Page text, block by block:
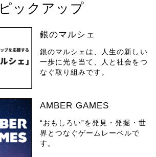
ピックアップ
銀のマルシェ
銀のマルシェは、人生の新しい
一歩に光を当て、人と社会をつ
なぐ取り組みです。
AMBER GAMES
“おもしろい”を発見・発掘・世
界とつなぐゲームレーベルで
す。